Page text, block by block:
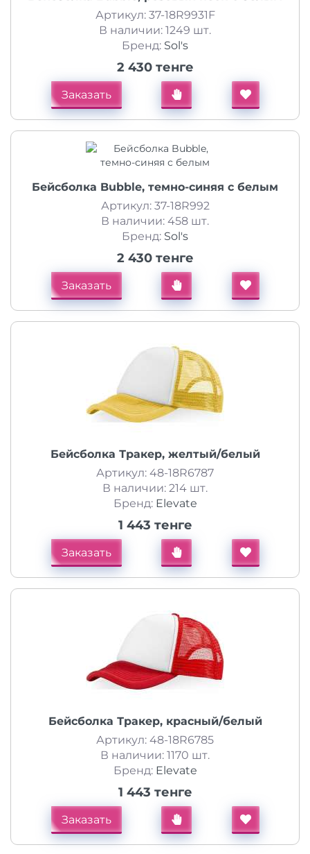
Артикул: 37-18R9931F
В наличии: 1249 шт.
Бренд: Sol's
2 430 тенге
Заказать
Бейсболка Bubble, темно-синяя с белым
Артикул: 37-18R992
В наличии: 458 шт.
Бренд: Sol's
2 430 тенге
Заказать
Бейсболка Тракер, желтый/белый
Артикул: 48-18R6787
В наличии: 214 шт.
Бренд: Elevate
1 443 тенге
Заказать
Бейсболка Тракер, красный/белый
Артикул: 48-18R6785
В наличии: 1170 шт.
Бренд: Elevate
1 443 тенге
Заказать